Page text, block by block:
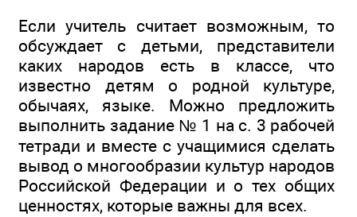
Если учитель считает возможным, то
обсуждает с детьми, представители
каких народов есть в классе, что
известно детям о родной культуре,
обычаях, языке. Можно предложить
выполнить задание № 1 на с. 3 рабочей
тетради и вместе с учащимися сделать
вывод о многообразии культур народов
Российской Федерации и о тех общих
ценностях, которые важны для всех.